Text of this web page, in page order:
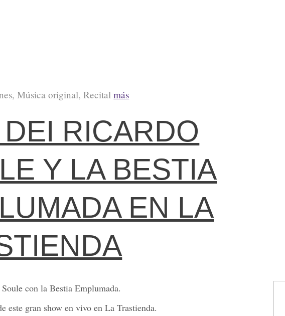
Música original, Recitalmás
RICARDO
Y LA BESTIA
EN LA
con la Bestia Emplumada.
este gran show en vivo en La Trastienda.